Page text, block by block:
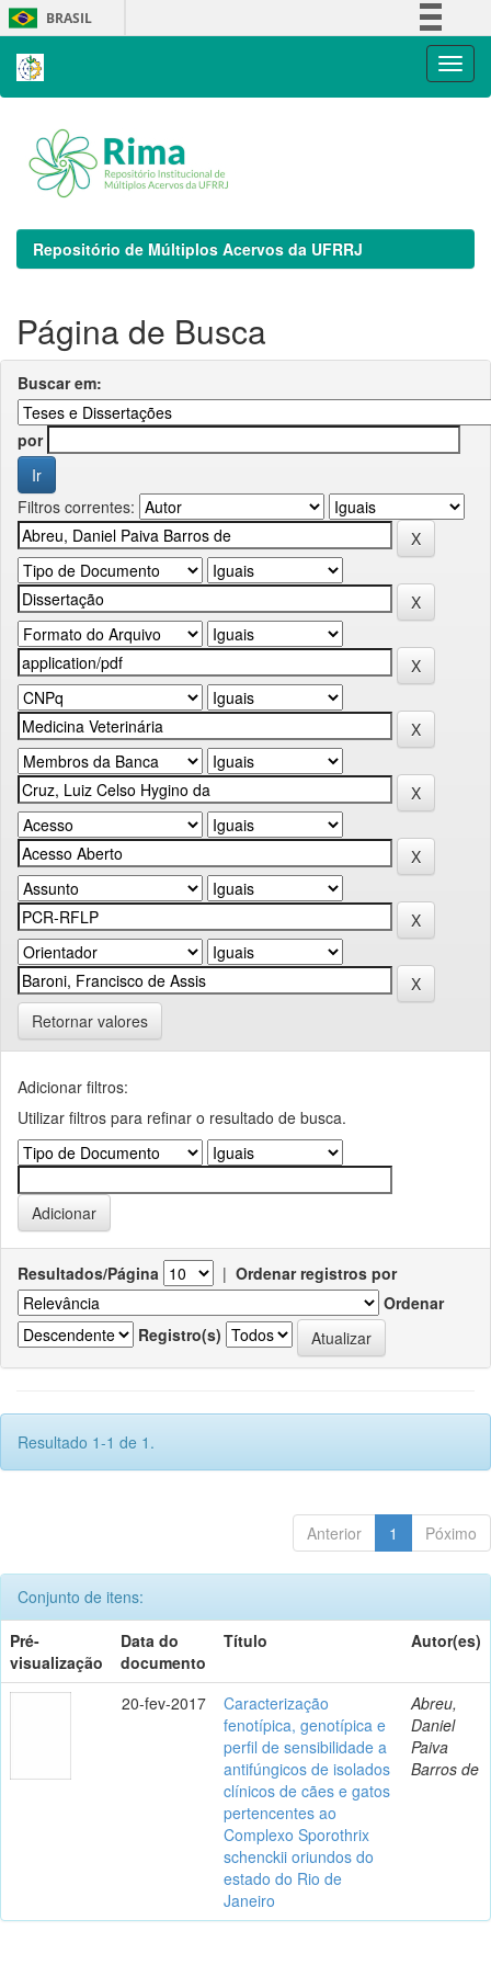
Skip
navigation
BRASIL
Repositório de Múltiplos Acervos da UFRRJ
Página de Busca
Buscar em:
por
Filtros correntes:
Retornar valores
Adicionar filtros:
Utilizar filtros para refinar o resultado de busca.
Resultados/Página | Ordenar registros por
Ordenar
Registro(s)
Resultado 1-1 de 1.
Anterior 1 Póximo
Conjunto de itens:
Pré-
visualização
Data do
documento
Título Autor(es)
20-fev-2017
Caracterização
fenotípica, genotípica e
perfil de sensibilidade a
antifúngicos de isolados
clínicos de cães e gatos
pertencentes ao
Complexo Sporothrix
schenckii oriundos do
estado do Rio de
Janeiro
Abreu,
Daniel
Paiva
Barros de